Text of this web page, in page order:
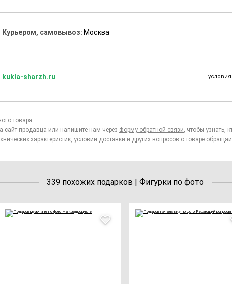
Курьером, самовывоз: Москва
kukla-sharzh.ru
товара.
сайт продавца или напишите нам через форму обратной связи, чтобы узнать,
характеристик, условий доставки и других вопросов о товаре
339 похожих подарков | Фигурки по фото